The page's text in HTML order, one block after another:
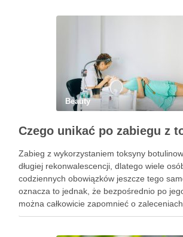
Beauty
Zabieg z wykorzystaniem toksyny
długiej rekonwalescencji, dlatego wiele
codziennych obowiązków jeszcze tego
oznacza to jednak, że bezpośrednio po
można całkowicie zapomnieć o
Pierwsze godziny i dni po zabiegu mają